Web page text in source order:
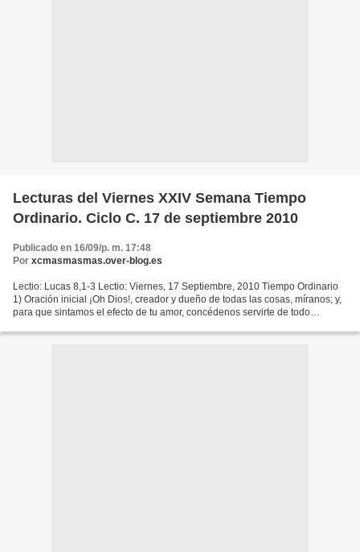
Lecturas del Viernes XXIV Semana Tiempo
Ordinario. Ciclo C. 17 de septiembre 2010
Publicado en 16/09/p. m. 17:48
Por xcmasmasmas.over-blog.es
Lectio: Lucas 8,1-3 Lectio: Viernes, 17 Septiembre, 2010 Tiempo Ordinario
1) Oración inicial ¡Oh Dios!, creador y dueño de todas las cosas, míranos; y,
para que sintamos el efecto de tu amor, concédenos servirte de todo